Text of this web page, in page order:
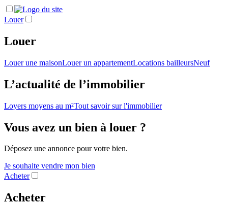
Louer
Louer
Louer une maisonLouer un appartementLocations bailleursNeuf
L’actualité de l’immobilier
Loyers moyens au m²Tout savoir sur l'immobilier
Vous avez un bien à louer ?
Déposez une annonce pour votre bien.
Je souhaite vendre mon bien
Acheter
Acheter